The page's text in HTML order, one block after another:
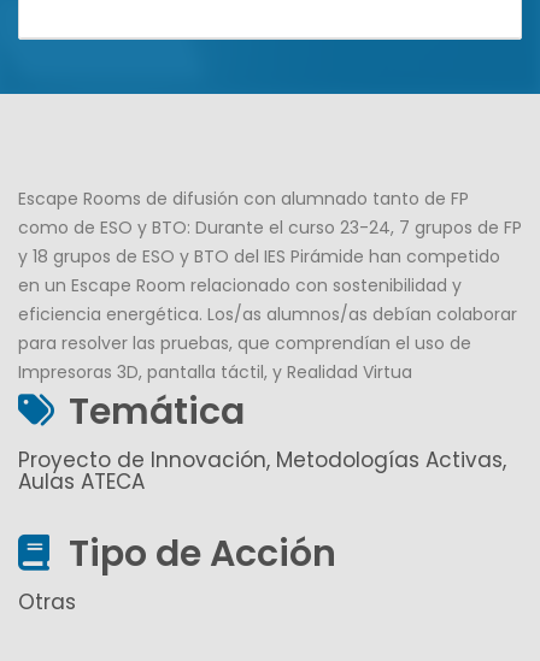
Escape Rooms de difusión con alumnado tanto de FP
como de ESO y BTO: Durante el curso 23-24, 7 grupos de FP
y 18 grupos de ESO y BTO del IES Pirámide han competido
en un Escape Room relacionado con sostenibilidad y
eficiencia energética. Los/as alumnos/as debían colaborar
para resolver las pruebas, que comprendían el uso de
Impresoras 3D, pantalla táctil, y Realidad Virtua
Temática
Proyecto de Innovación, Metodologías Activas,
Aulas ATECA
Tipo de Acción
Otras